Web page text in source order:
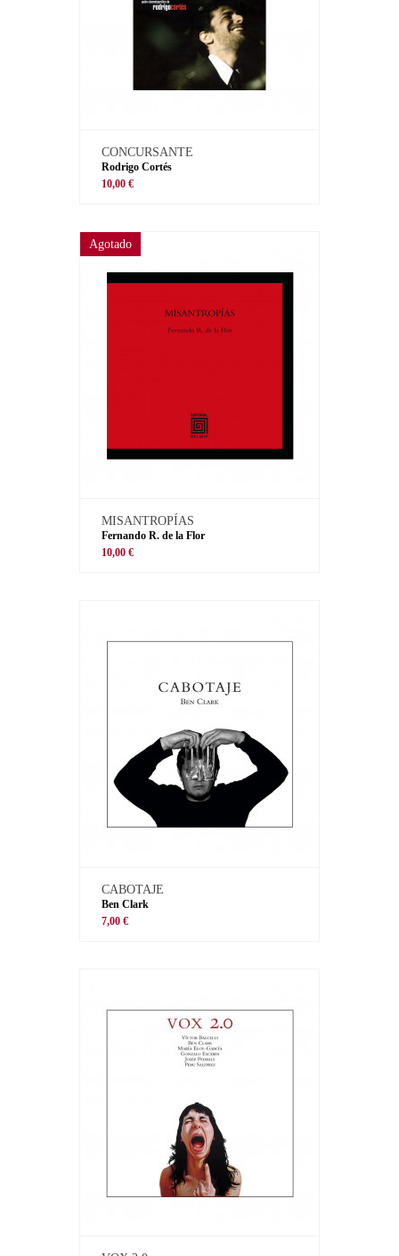
CONCURSANTE
Rodrigo Cortés
10,00 €
Agotado
MISANTROPÍAS
Fernando R. de la Flor
10,00 €
CABOTAJE
Ben Clark
7,00 €